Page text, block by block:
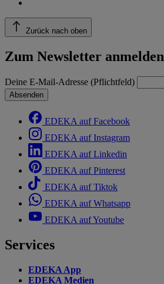
Zurück nach oben
Zum Newsletter anmelden
Deine E-Mail-Adresse (Pflichtfeld)
Absenden
EDEKA auf Facebook
EDEKA auf Instagram
EDEKA auf Linkedin
EDEKA auf Pinterest
EDEKA auf Tiktok
EDEKA auf Whatsapp
EDEKA auf Youtube
Services
EDEKA App
EDEKA Medien